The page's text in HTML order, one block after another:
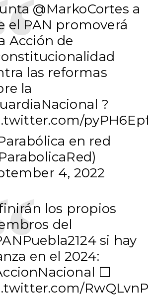
@MarkoCortes a
el PAN promoverá
Acción de
las reformas
la
?
en red
4, 2022
los propios
del
si hay
en el 2024:
⬜️